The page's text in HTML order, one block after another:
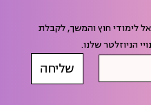
לימודי חוץ והמשך, לקבלת
הניוזלטר שלנו.
שליחה